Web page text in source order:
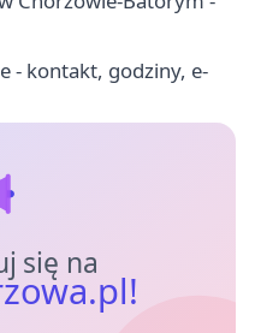
- kontakt, godziny, e-
się na